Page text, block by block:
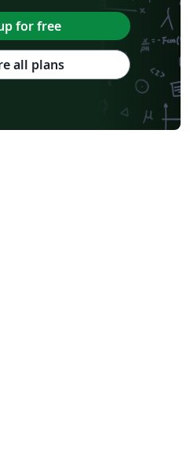
for free
all plans